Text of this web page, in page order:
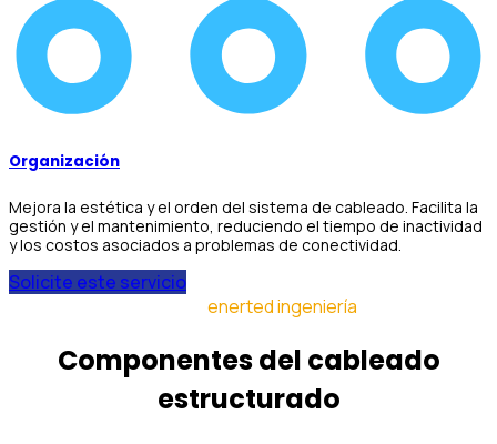
Organización
Mejora la estética y el orden del sistema de cableado. Facilita la
gestión y el mantenimiento, reduciendo el tiempo de inactividad
y los costos asociados a problemas de conectividad.
Solicite este servicio
enerted ingeniería
Componentes del cableado
estructurado